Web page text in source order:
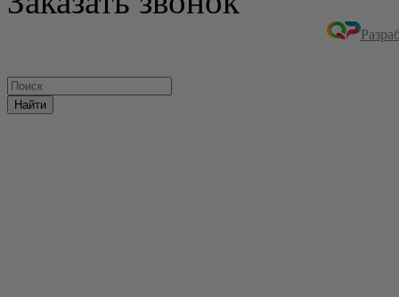
Найти